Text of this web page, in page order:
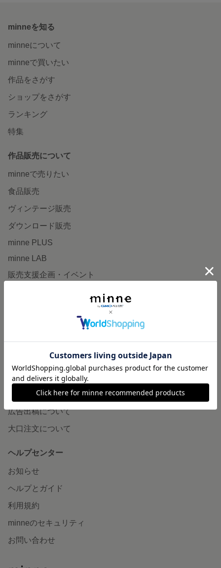
minneを知る
minneについて
minneで買いたい
作品をさがす
ショップをさがす
ランキング
特集
作品販売について
minneで売りたい
食品販売
ヴィンテージ販売
ダウンロード販売
minne PLUS
minne LAB
販売支援企画・イベント
minneとものづくりと
minneの本
企業の方へ
広告出稿について
大口注文について
ヘルプセンター
お知らせ
ヘルプとガイド
利用規約
minneのセキュリティ
お問い合わせ